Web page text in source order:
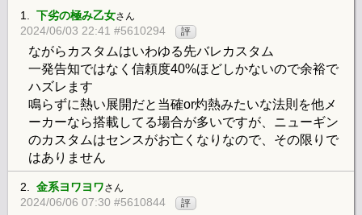
1. 下劣の極み乙女さん
2024/06/03 22:41 #5610294 評
ながらカスタムはいわゆる先バレカスタム
一発告知ではなく信頼度40%ほどしかないので余裕で
ハズレます
鳴らずに熱い展開だと当確or灼熱みたいな法則を他メ
ーカーなら搭載してる場合が多いですが、ニューギン
のカスタムはセンスがお亡くなりなので、その限りで
はありません
2. 金系ヨワヨワさん
2024/06/06 07:30 #5610844 評